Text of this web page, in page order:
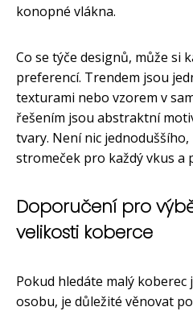
konopné vlákna.
Co se týče designů, může si
preferencí. Trendem jsou
texturami nebo vzorem v
řešením jsou abstraktní
tvary. Není nic
stromeček pro každý vkus a
Doporučení pro
velikosti koberce
Pokud hledáte malý
osobu, je důležité věnovat